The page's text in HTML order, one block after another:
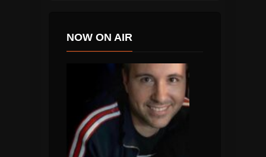
NOW ON AIR